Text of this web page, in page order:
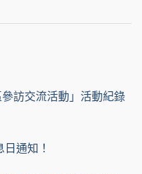
訪交流活動」活動紀錄
通知！